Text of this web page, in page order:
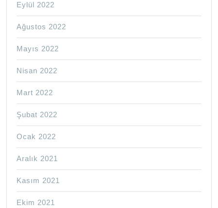
Eylül 2022
Ağustos 2022
Mayıs 2022
Nisan 2022
Mart 2022
Şubat 2022
Ocak 2022
Aralık 2021
Kasım 2021
Ekim 2021